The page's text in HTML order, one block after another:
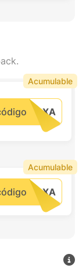
Acumulable
Acumulable